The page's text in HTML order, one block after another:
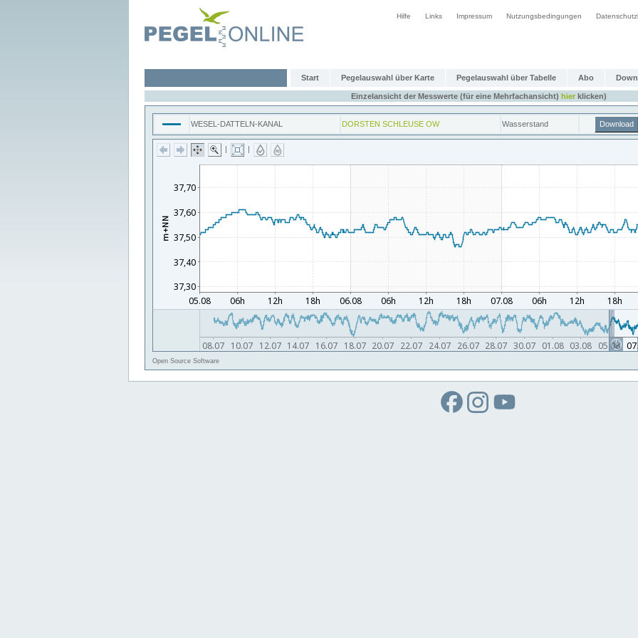
Hilfe Links Impressum Nutzungsbedingungen
Start Pegelauswahl über Karte Pegelauswahl über Tabelle Abo
Einzelansicht der Messwerte (für eine Mehrfachansicht) hierklicken)
WESEL-DATTELN-KANAL DORSTEN SCHLEUSE OW Wasserstand Download
| |
Open Source Software